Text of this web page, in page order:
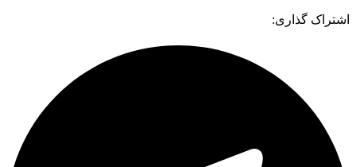
اشتراک گذاری: